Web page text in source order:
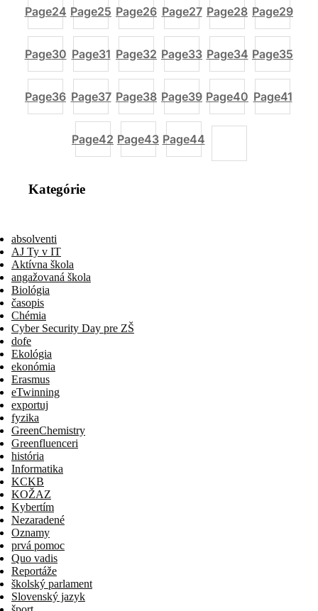
Page24 Page25 Page26 Page27 Page28 Page29
Page30 Page31 Page32 Page33 Page34 Page35
Page36 Page37 Page38 Page39 Page40 Page41
Page42 Page43 Page44
Kategórie
absolventi
AJ Ty v IT
Aktívna škola
angažovaná škola
Biológia
časopis
Chémia
Cyber Security Day pre ZŠ
dofe
Ekológia
ekonómia
Erasmus
eTwinning
exportuj
fyzika
GreenChemistry
Greenfluenceri
história
Informatika
KCKB
KOŽAZ
Kybertím
Nezaradené
Oznamy
prvá pomoc
Quo vadis
Reportáže
školský parlament
Slovenský jazyk